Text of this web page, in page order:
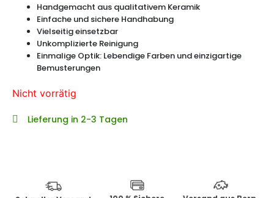
Kundenbewertungen
Handgemacht aus qualitativem Keramik
Einfache und sichere Handhabung
Vielseitig einsetzbar
Unkomplizierte Reinigung
Einmalige Optik: Lebendige Farben und einzigartige
Bemusterungen
Nicht vorrätig
Lieferung in 2-3 Tagen